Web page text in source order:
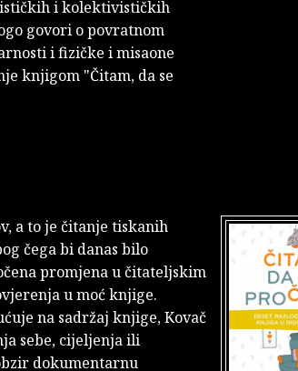
i kolektivističkih
govori o povratnom
i fizičke i misaone
knjigom "Čitam, da se
a to je čitanje tiskanih
čega bi danas bilo
promjena u čitateljskim
u moć knjige.
na sadržaj knjige, Kovač
sebe, cijeljenja ili
dokumentarnu